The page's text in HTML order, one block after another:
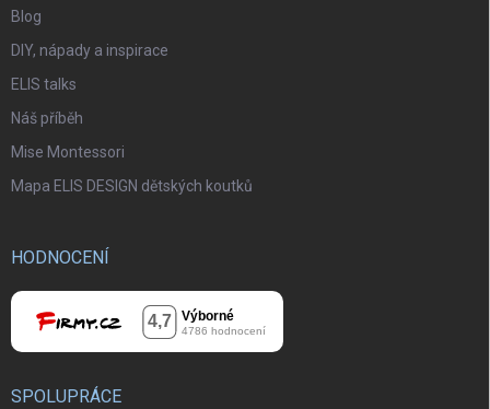
Blog
DIY, nápady a inspirace
ELIS talks
Náš příběh
Mise Montessori
Mapa ELIS DESIGN dětských koutků
HODNOCENÍ
SPOLUPRÁCE